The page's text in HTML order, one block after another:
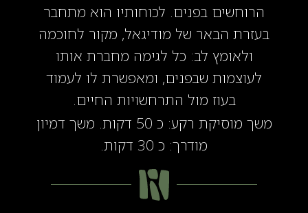
הרוחשים בפנים. לכוחותיו הוא מתחבר
בעזרת הבאר של מודיגאל, מקור לחוכמה
ולאומץ לב: כל לגימה מחברת אותו
לעוצמות שבפנים, ומאפשרת לו לעמוד
בעוז מול התרחשויות החיים.
משך מוסיקת רקע: כ 50 דקות. משך דמיון
מודרך: כ 30 דקות.